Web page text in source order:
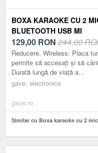
BOXA KARAOKE CU 2
BLUETOOTH USB MI
129,00 RON 244,00
Reducere. Wireless: Placa
permite să accesați și să
Durată lungă de viață a...
gave, electronice
gave.ro
Similar cu Boxa karaoke cu 2